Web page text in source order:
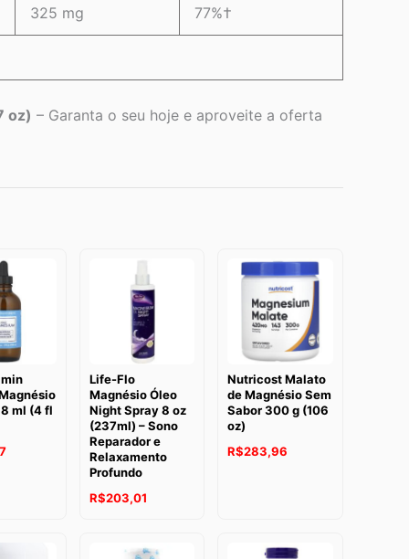
325 mg 77%†
oz) – Garanta o seu hoje e aproveite a oferta
ml (4 fl
Life-Flo
Magnésio Óleo
Night Spray 8 oz
(237ml) – Sono
Reparador e
Relaxamento
Profundo
R$203,01
Nutricost Malato
de Magnésio Sem
Sabor 300 g (106
oz)
R$283,96